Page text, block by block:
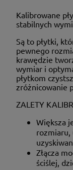
Kalibrowane
stabilnych
Są to płytki,
pewnego
krawędzie
wymiar i
płytkom
zróżnicowanie
ZALETY
Większa
rozmiaru,
Złącza
ściślej,